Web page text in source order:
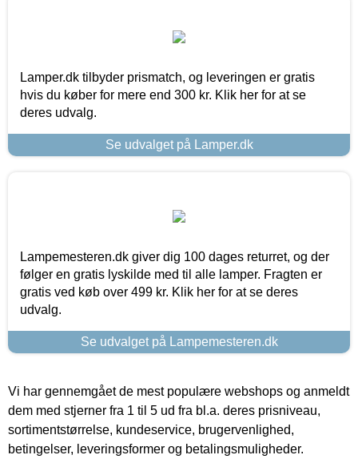
Lamper.dk tilbyder prismatch, og leveringen er gratis
hvis du køber for mere end 300 kr. Klik her for at se
deres udvalg.
Se udvalget på Lamper.dk
Lampemesteren.dk giver dig 100 dages returret, og der
følger en gratis lyskilde med til alle lamper. Fragten er
gratis ved køb over 499 kr. Klik her for at se deres
udvalg.
Se udvalget på Lampemesteren.dk
Vi har gennemgået de mest populære webshops og anmeldt
dem med stjerner fra 1 til 5 ud fra bl.a. deres prisniveau,
sortimentstørrelse, kundeservice, brugervenlighed,
betingelser, leveringsformer og betalingsmuligheder.